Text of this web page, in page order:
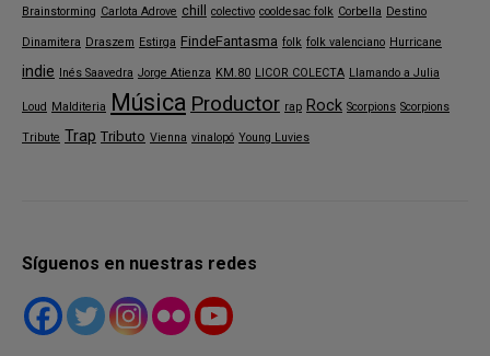
Brainstorming Carlota Adrove chill colectivo cooldesac folk Corbella Destino
Dinamitera Draszem Estirga FindeFantasma folk folk valenciano Hurricane
indie Inés Saavedra Jorge Atienza KM.80 LICOR COLECTA Llamando a Julia
Loud Malditeria Música Productor rap Rock Scorpions Scorpions
Tribute Trap Tributo Vienna vinalopó Young Luvies
Síguenos en nuestras redes